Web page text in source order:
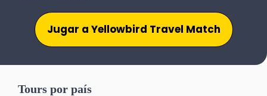
Tours por país
Jugar a Yellowbird Travel Match